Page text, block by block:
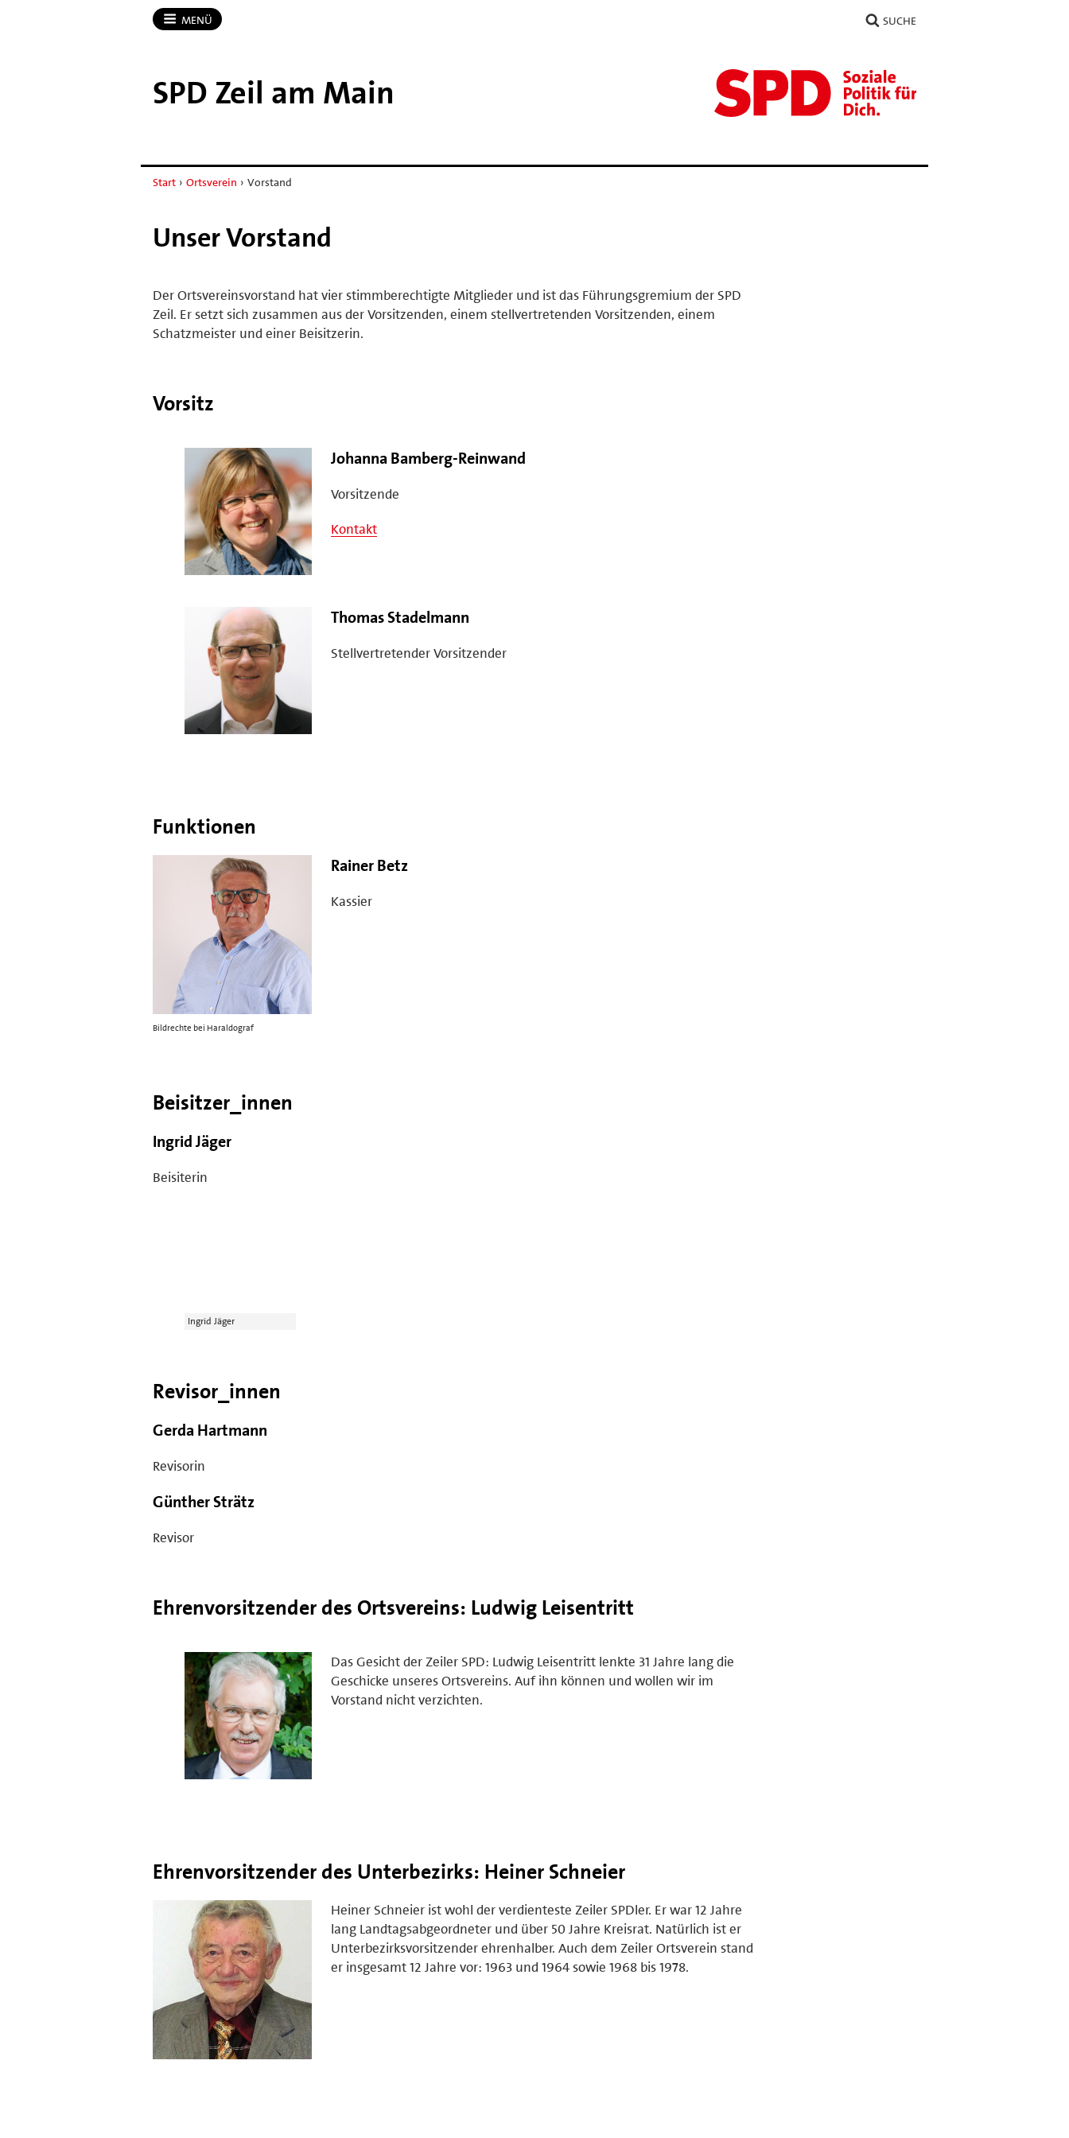
MENÜ SUCHE
SPD Zeil am Main
Start › Ortsverein › Vorstand
Unser Vorstand
Der Ortsvereinsvorstand hat vier stimmberechtigte Mitglieder und ist das Führungsgremium der SPD
Zeil. Er setzt sich zusammen aus der Vorsitzenden, einem stellvertretenden Vorsitzenden, einem
Schatzmeister und einer Beisitzerin.
Vorsitz
Johanna Bamberg-Reinwand
Vorsitzende
Kontakt
Thomas Stadelmann
Stellvertretender Vorsitzender
Funktionen
Bildrechte bei Haraldograf
Rainer Betz
Kassier
Beisitzer_innen
Ingrid Jäger
Beisiterin
Ingrid Jäger
Revisor_innen
Gerda Hartmann
Revisorin
Günther Strätz
Revisor
Ehrenvorsitzender des Ortsvereins: Ludwig Leisentritt
Das Gesicht der Zeiler SPD: Ludwig Leisentritt lenkte 31 Jahre lang die
Geschicke unseres Ortsvereins. Auf ihn können und wollen wir im
Vorstand nicht verzichten.
Ehrenvorsitzender des Unterbezirks: Heiner Schneier
Heiner Schneier ist wohl der verdienteste Zeiler SPDler. Er war 12 Jahre
lang Landtagsabgeordneter und über 50 Jahre Kreisrat. Natürlich ist er
Unterbezirksvorsitzender ehrenhalber. Auch dem Zeiler Ortsverein stand
er insgesamt 12 Jahre vor: 1963 und 1964 sowie 1968 bis 1978.